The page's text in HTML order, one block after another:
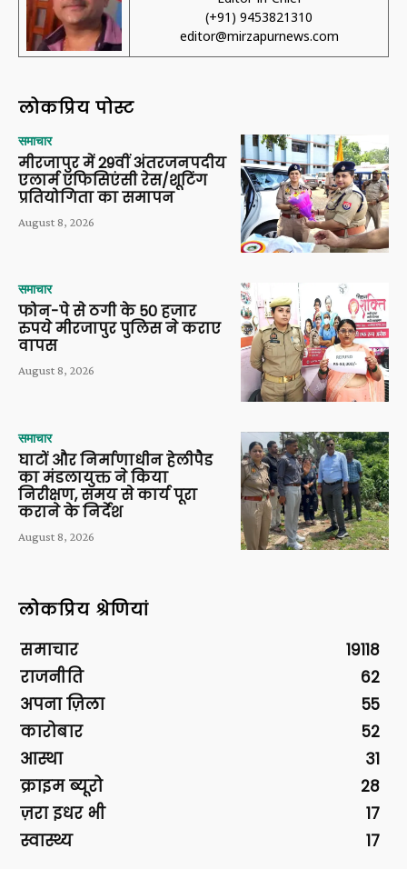
(+91) 9453821310
editor@mirzapurnews.com
लोकप्रिय पोस्ट
समाचार
मीरजापुर में 29वीं अंतरजनपदीय
एलार्म एफिसिएंसी रेस/शूटिंग
प्रतियोगिता का समापन
August 8, 2026
समाचार
फोन-पे से ठगी के 50 हजार
रुपये मीरजापुर पुलिस ने कराए
वापस
August 8, 2026
समाचार
घाटों और निर्माणाधीन हेलीपैड
का मंडलायुक्त ने किया
निरीक्षण, समय से कार्य पूरा
कराने के निर्देश
August 8, 2026
लोकप्रिय श्रेणियां
समाचार
19118
राजनीति
62
अपना ज़िला
55
कारोबार
52
आस्था
31
क्राइम ब्यूरो
28
ज़रा इधर भी
17
स्वास्थ्य
17